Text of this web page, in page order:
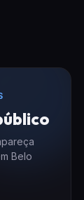
Belo